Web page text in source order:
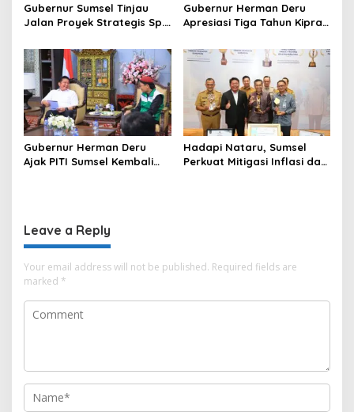
Gubernur Sumsel Tinjau
Jalan Proyek Strategis Sp.
Desa Keman OKI
Gubernur Herman Deru
Apresiasi Tiga Tahun Kiprah
Pilar Keadilan Tata Usaha
Negara
Gubernur Herman Deru
Ajak PITI Sumsel Kembali
Hadapi Nataru, Sumsel
Perkuat Mitigasi Inflasi dan
Leave a Reply
Your email address will not be published. Required fields are
marked *